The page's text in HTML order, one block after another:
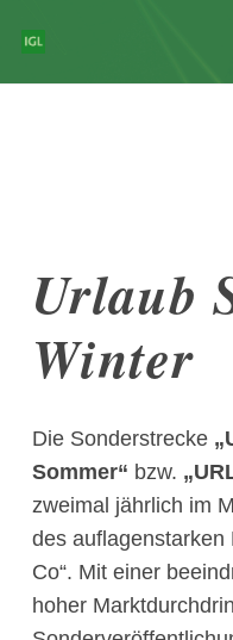
Urlaub
Winter
Die Sonderstrecke
Sommer“ bzw.
zweimal jährlich im
des auflagenstarken
Co“. Mit einer
hoher